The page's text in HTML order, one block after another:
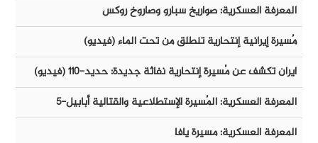
المعرفة العسكرية: صواريخ سبارو وصاروخ روكس
مُسيرة إيرانية إنتحارية تنطلق من تحت الماء (فيديو)
ايران تكشف عن مُسيرة إنتحارية نفاثة جديدة: حديد-١١٠ (فيديو)
المعرفة العسكرية: المُسيرة الإستطلاعية والقتالية أبابيل-٥
المعرفة العسكرية: مسيرة يافا